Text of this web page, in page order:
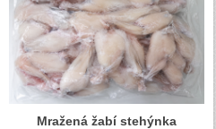
Mražená žabí stehýnka